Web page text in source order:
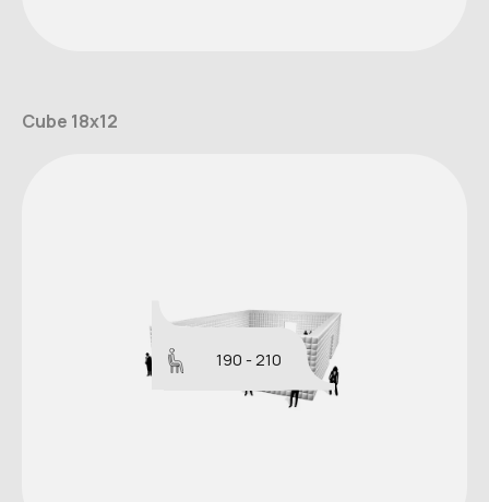
Cube 18x12
190 - 210